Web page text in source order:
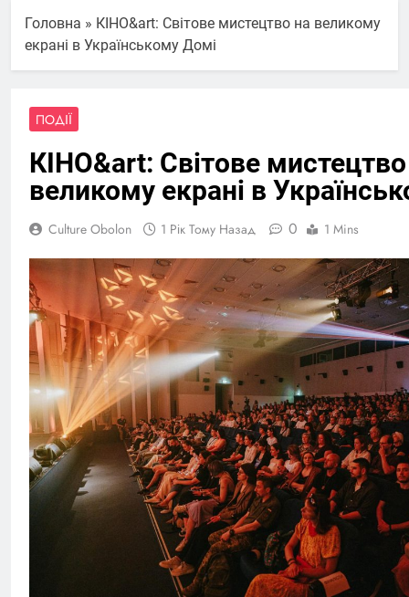
Головна » КІНО&art: Світове мистецтво на великому
екрані в Українському Домі
ПОДІЇ
КІНО&art: Світове
великому екрані в
Culture Obolon 1 Рік Тому Назад 0 1 Mins